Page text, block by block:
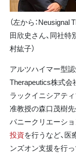
（左から：
田欣史さん、同社特
村紘子）
アルツハイマー型
Therapeutics株式会
ラックイニシアティ
准教授の森口茂樹
パニークリエーシ
投資を行うなど、
ンズオン支援を行っ